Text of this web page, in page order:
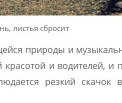
листья сбросит
природы и
и водителей, и
резкий скачок